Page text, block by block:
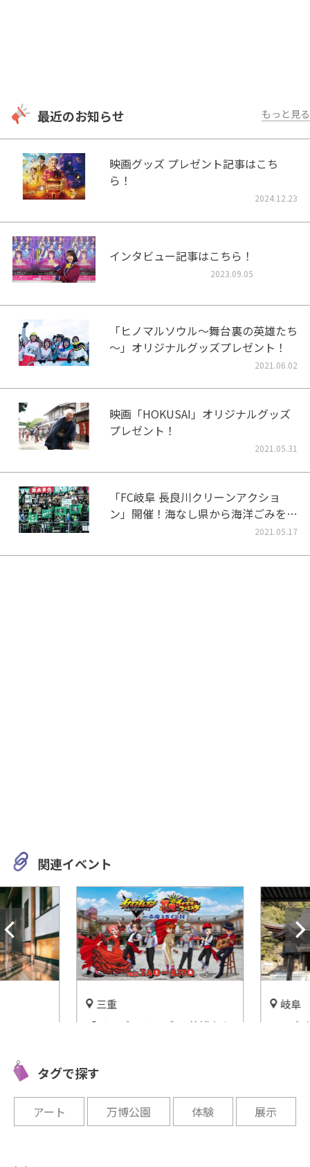
最近のお知らせ もっと見る
映画グッズ プレゼント記事はこち
ら！
2024.12.23
インタビュー記事はこちら！
2023.09.05
「ヒノマルソウル～舞台裏の英雄たち
～」オリジナルグッズプレゼント！
2021.06.02
映画「HOKUSAI」オリジナルグッズ
プレゼント！
2021.05.31
「FC岐阜 長良川クリーンアクショ
ン」開催！海なし県から海洋ごみをな
2021.05.17
関連イベント
三重
「イナズマイレブン 英雄たち
摩スペイン村」開催
開催中
岐阜
1900年
タグで探す
アート 万博公園 体験 展示